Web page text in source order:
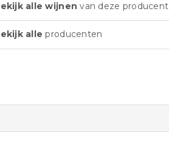
alle wijnen van deze producent
alle producenten